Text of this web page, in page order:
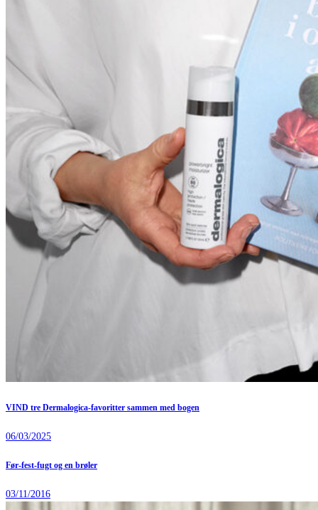
VIND tre Dermalogica-favoritter sammen med bogen
06/03/2025
Før-fest-fugt og en brøler
03/11/2016